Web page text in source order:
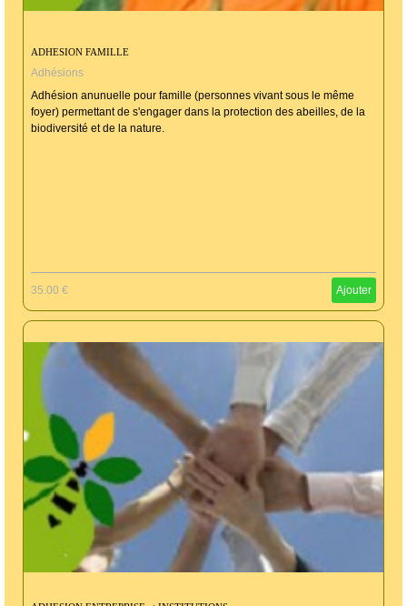
ADHESION FAMILLE
Adhésions
Adhésion anunuelle pour famille (personnes vivant sous le même
foyer) permettant de s'engager dans la protection des abeilles, de la
biodiversité et de la nature.
35.00 € Ajouter